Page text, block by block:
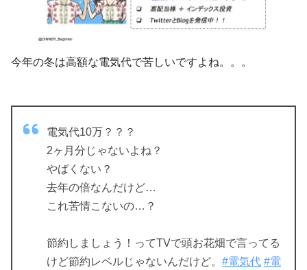
今年の冬は高額な電気代で苦しいですよね。。。
電気代10万？？？
2ヶ月分じゃないよね？
やばくない？
去年の倍なんだけど…
これ苦情こないの…？
節約しましょう！ってTVで頭お花畑で言ってる
けど節約レベルじゃないんだけど。 #電気代 #電